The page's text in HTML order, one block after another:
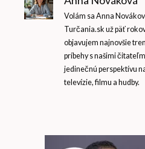
Volám sa Anna
Turčania.sk už päť
objavujem najnovšie
príbehy s našimi
jedinečnú perspektívu
televízie, filmu a hudby.